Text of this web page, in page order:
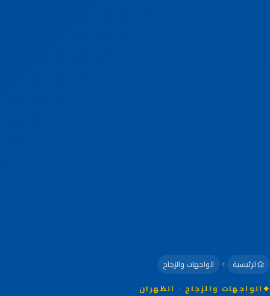
الرئيسية الواجهات والزجاج
الواجهات والزجاج · الظهران